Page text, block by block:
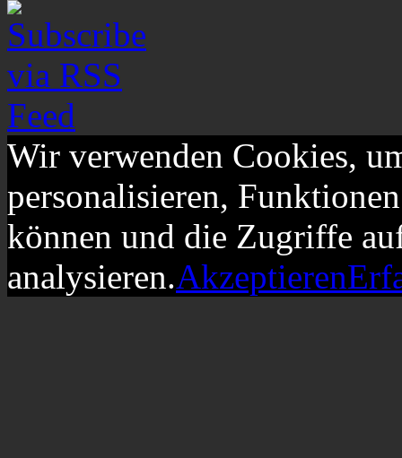
Wir verwenden Cookies,
personalisieren,
können und die Zugriffe
analysieren.Akzeptieren